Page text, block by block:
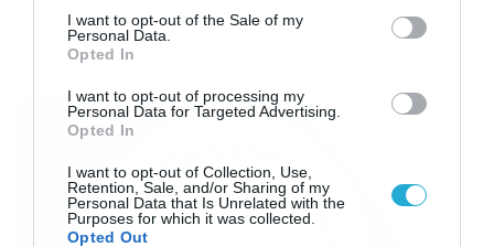
consent section.
I want to opt-out of the Sale of my
Personal Data.
Opted In
I want to opt-out of processing my
Personal Data for Targeted Advertising.
Opted In
I want to opt-out of Collection, Use,
Retention, Sale, and/or Sharing of my
Personal Data that Is Unrelated with the
Purposes for which it was collected.
Opted Out
ταβάνια είναι μερικές από τις εικόνες που θα
αντικρίσει οποιοσδήποτε κάνει μία βόλτα στα δωμάτια
φοιτητικής εστίας στην Κομοτηνή με τους φοιτητές να
κάνουν έκκληση για βοήθεια για τα ανεπίτρεπτα αυτά
φαινόμενα στο χώρο. Ακολουθήστε το Dokari και στο
κανάλι μας στο YouTube.